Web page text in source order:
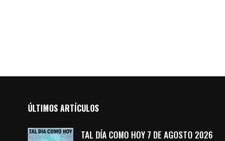
ÚLTIMOS ARTÍCULOS
TAL DÍA COMO HOY 7 DE AGOSTO 2026